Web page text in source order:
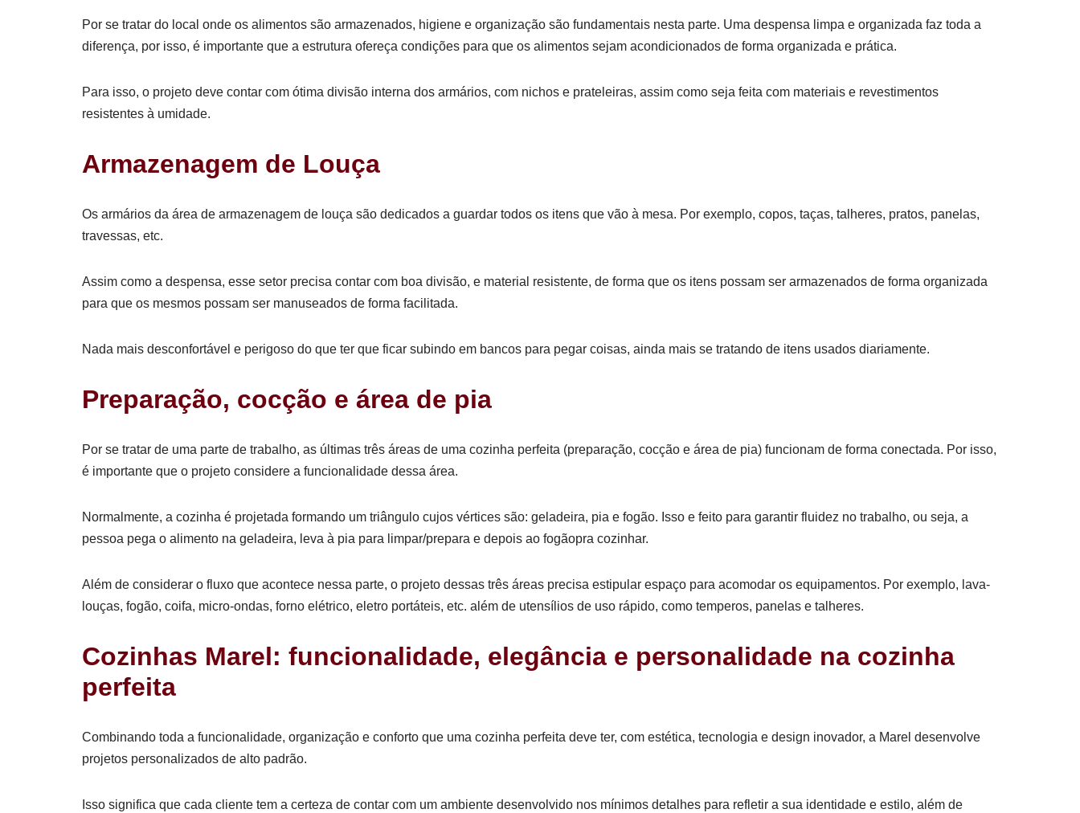
Por se tratar do local onde os alimentos são armazenados, higiene e organização são fundamentais nesta parte. Uma despensa limpa e organizada faz toda a
diferença, por isso, é importante que a estrutura ofereça condições para que os alimentos sejam acondicionados de forma organizada e prática.
Para isso, o projeto deve contar com ótima divisão interna dos armários, com nichos e prateleiras, assim como seja feita com materiais e revestimentos
resistentes à umidade.
Armazenagem de Louça
Os armários da área de armazenagem de louça são dedicados a guardar todos os itens que vão à mesa. Por exemplo, copos, taças, talheres, pratos, panelas,
travessas, etc.
Assim como a despensa, esse setor precisa contar com boa divisão, e material resistente, de forma que os itens possam ser armazenados de forma organizada
para que os mesmos possam ser manuseados de forma facilitada.
Nada mais desconfortável e perigoso do que ter que ficar subindo em bancos para pegar coisas, ainda mais se tratando de itens usados diariamente.
Preparação, cocção e área de pia
Por se tratar de uma parte de trabalho, as últimas três áreas de uma cozinha perfeita (preparação, cocção e área de pia) funcionam de forma conectada. Por isso,
é importante que o projeto considere a funcionalidade dessa área.
Normalmente, a cozinha é projetada formando um triângulo cujos vértices são: geladeira, pia e fogão. Isso e feito para garantir fluidez no trabalho, ou seja, a
pessoa pega o alimento na geladeira, leva à pia para limpar/prepara e depois ao fogãopra cozinhar.
Além de considerar o fluxo que acontece nessa parte, o projeto dessas três áreas precisa estipular espaço para acomodar os equipamentos. Por exemplo, lava-
louças, fogão, coifa, micro-ondas, forno elétrico, eletro portáteis, etc. além de utensílios de uso rápido, como temperos, panelas e talheres.
Cozinhas Marel: funcionalidade, elegância e personalidade na cozinha
perfeita
Combinando toda a funcionalidade, organização e conforto que uma cozinha perfeita deve ter, com estética, tecnologia e design inovador, a Marel desenvolve
projetos personalizados de alto padrão.
Isso significa que cada cliente tem a certeza de contar com um ambiente desenvolvido nos mínimos detalhes para refletir a sua identidade e estilo, além de